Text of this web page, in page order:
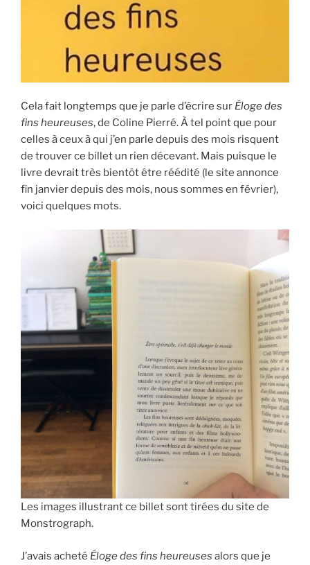
Cela fait longtemps que je parle d’écrire sur Éloge des
fins heureuses, de Coline Pierré. À tel point que pour
celles à ceux à qui j’en parle depuis des mois risquent
de trouver ce billet un rien décevant. Mais puisque le
livre devrait très bientôt être réédité (le site annonce
fin janvier depuis des mois, nous sommes en février),
voici quelques mots.
Les images illustrant ce billet sont tirées du site de
Monstrograph.
J’avais acheté Éloge des fins heureuses alors que je